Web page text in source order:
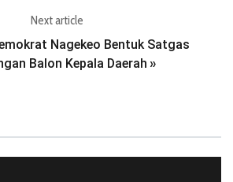
Next article
Nagekeo Bentuk Satgas
Balon Kepala Daerah »